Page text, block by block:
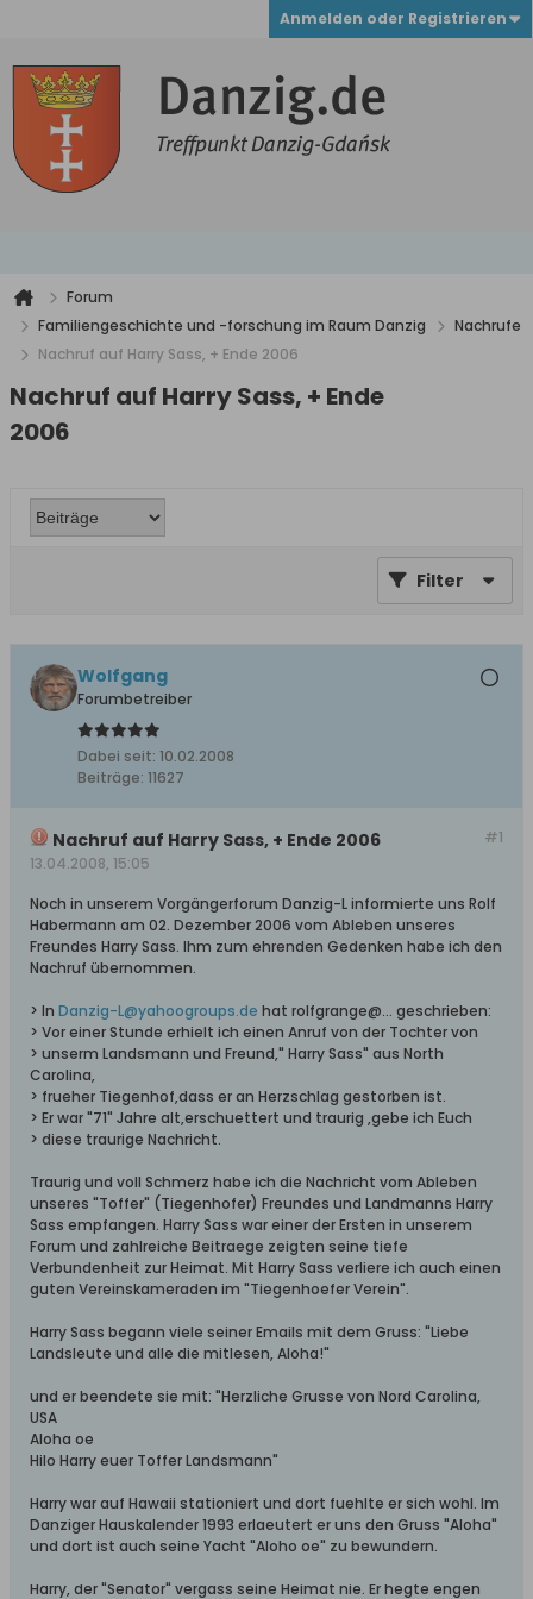
Anmelden oder Registrieren
Forum
Familiengeschichte und -forschung im Raum Danzig
Nachrufe
Nachruf auf Harry Sass, + Ende 2006
Nachruf auf Harry Sass, + Ende
2006
Filter
Wolfgang
Forumbetreiber
Dabei seit: 10.02.2008
Beiträge: 11627
#1
Nachruf auf Harry Sass, + Ende 2006
13.04.2008, 15:05
Noch in unserem Vorgängerforum Danzig-L informierte uns Rolf
Habermann am 02. Dezember 2006 vom Ableben unseres
Freundes Harry Sass. Ihm zum ehrenden Gedenken habe ich den
Nachruf übernommen.
> In Danzig-L@yahoogroups.de hat rolfgrange@... geschrieben:
> Vor einer Stunde erhielt ich einen Anruf von der Tochter von
> unserm Landsmann und Freund," Harry Sass" aus North
Carolina,
> frueher Tiegenhof,dass er an Herzschlag gestorben ist.
> Er war "71" Jahre alt,erschuettert und traurig ,gebe ich Euch
> diese traurige Nachricht.
Traurig und voll Schmerz habe ich die Nachricht vom Ableben
unseres "Toffer" (Tiegenhofer) Freundes und Landmanns Harry
Sass empfangen. Harry Sass war einer der Ersten in unserem
Forum und zahlreiche Beitraege zeigten seine tiefe
Verbundenheit zur Heimat. Mit Harry Sass verliere ich auch einen
guten Vereinskameraden im "Tiegenhoefer Verein".
Harry Sass begann viele seiner Emails mit dem Gruss: "Liebe
Landsleute und alle die mitlesen, Aloha!"
und er beendete sie mit: "Herzliche Grusse von Nord Carolina,
USA
Aloha oe
Hilo Harry euer Toffer Landsmann"
Harry war auf Hawaii stationiert und dort fuehlte er sich wohl. Im
Danziger Hauskalender 1993 erlaeutert er uns den Gruss "Aloha"
und dort ist auch seine Yacht "Aloho oe" zu bewundern.
Harry, der "Senator" vergass seine Heimat nie. Er hegte engen